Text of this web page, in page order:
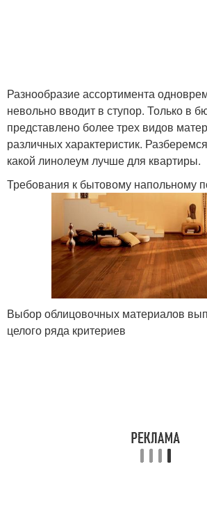
Разнообразие ассортимента
невольно вводит в ступор. Только в
представлено более трех видов
различных характеристик.
какой линолеум лучше для квартиры.
Требования к бытовому напольному
Выбор облицовочных материалов
целого ряда критериев